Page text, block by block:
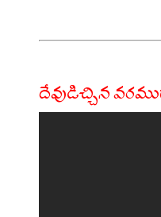
దేవుడిచ్చిన